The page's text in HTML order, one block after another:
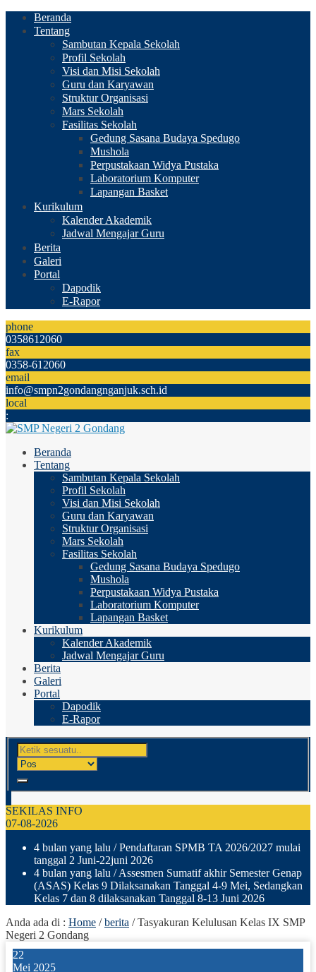
Beranda
Tentang
Sambutan Kepala Sekolah
Profil Sekolah
Visi dan Misi Sekolah
Guru dan Karyawan
Struktur Organisasi
Mars Sekolah
Fasilitas Sekolah
Gedung Sasana Budaya Spedugo
Mushola
Perpustakaan Widya Pustaka
Laboratorium Komputer
Lapangan Basket
Kurikulum
Kalender Akademik
Jadwal Mengajar Guru
Berita
Galeri
Portal
Dapodik
E-Rapor
phone
0358612060
fax
0358-612060
email
info@smpn2gondangnganjuk.sch.id
local
:
Beranda
Tentang
Sambutan Kepala Sekolah
Profil Sekolah
Visi dan Misi Sekolah
Guru dan Karyawan
Struktur Organisasi
Mars Sekolah
Fasilitas Sekolah
Gedung Sasana Budaya Spedugo
Mushola
Perpustakaan Widya Pustaka
Laboratorium Komputer
Lapangan Basket
Kurikulum
Kalender Akademik
Jadwal Mengajar Guru
Berita
Galeri
Portal
Dapodik
E-Rapor
SEKILAS INFO
07-08-2026
4 bulan yang lalu / Pendaftaran SPMB TA 2026/2027 mulai
tanggal 2 Juni-22juni 2026
4 bulan yang lalu / Assesmen Sumatif akhir Semester Genap
(ASAS) Kelas 9 Dilaksanakan Tanggal 4-9 Mei, Sedangkan
Kelas 7 dan 8 dilaksanakan Tanggal 8-13 Juni 2026
Anda ada di : Home /berita /Tasyakuran Kelulusan Kelas IX SMP
Negeri 2 Gondang
22
Mei 2025